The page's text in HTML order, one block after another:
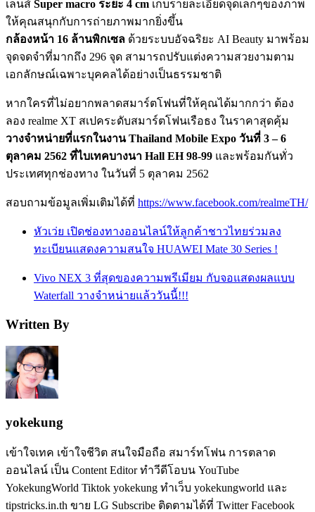
เลนส์ Super macro ระยะ 4 cm เก็บรายละเอียดจุดเล็กๆของภาพ
ให้คุณสนุกกับการถ่ายภาพมากยิ่งขึ้น
กล้องหน้า 16 ล้านพิกเซล ด้วยระบบอัจฉริยะ AI Beauty มาพร้อม
จุดจดจำที่มากถึง 296 จุด สามารถปรับแต่งความสวยงามตาม
เอกลักษณ์เฉพาะบุคคลได้อย่างเป็นธรรมชาติ
หากใครที่ไม่อยากพลาดสมาร์ตโฟนที่ให้คุณได้มากกว่า ต้อง
ลอง realme XT สเปคระดับสมาร์ตโฟนเรือธง ในราคาสุดคุ้ม
วางจำหน่ายที่แรกในงาน Thailand Mobile Expo วันที่ 3 – 6
ตุลาคม 2562 ที่ไบเทคบางนา Hall EH 98-99 และพร้อมกันทั่ว
ประเทศทุกช่องทาง ในวันที่ 5 ตุลาคม 2562
สอบถามข้อมูลเพิ่มเติมได้ที่ https://www.facebook.com/realmeTH/
หัวเว่ย เปิดช่องทางออนไลน์ให้ลูกค้าชาวไทยร่วมลง
ทะเบียนแสดงความสนใจ HUAWEI Mate 30 Series !
Vivo NEX 3 ที่สุดของความพรีเมียม กับจอแสดงผลแบบ
Waterfall วางจำหน่ายแล้ววันนี้!!!
Written By
yokekung
เข้าใจเทค เข้าใจชีวิต สนใจมือถือ สมาร์ทโฟน การตลาด
ออนไลน์ เป็น Content Editor ทำวีดีโอบน YouTube
YokekungWorld Tiktok yokekung ทำเว็บ yokekungworld และ
tipstricks.in.th ขาย LG Subscribe ติดตามได้ที่ Twitter Facebook